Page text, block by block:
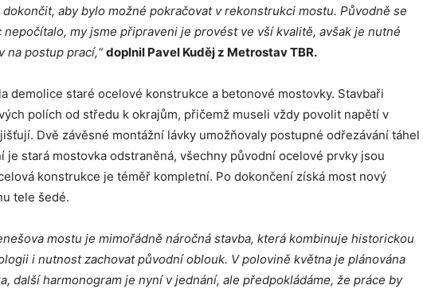
aby bylo možné pokračovat v rekonstrukci mostu. Původně se
my jsme připraveni je provést ve vší kvalitě, avšak je nutné
na postup prací,“ doplnil Pavel Kuděj z Metrostav TBR.
demolice staré ocelové konstrukce a betonové mostovky. Stavbaři
polích od středu k okrajům, přičemž museli vždy povolit napětí v
Dvě závěsné montážní lávky umožňovaly postupné odřezávání táhel
je stará mostovka odstraněná, všechny původní ocelové prvky jsou
konstrukce je téměř kompletní. Po dokončení získá most nový
tele šedé.
mostu je mimořádně náročná stavba, která kombinuje historickou
i nutnost zachovat původní oblouk. V polovině května je plánována
další harmonogram je nyní v jednání, ale předpokládáme, že práce by